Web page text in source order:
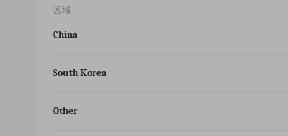
区域
China
South Korea
Other